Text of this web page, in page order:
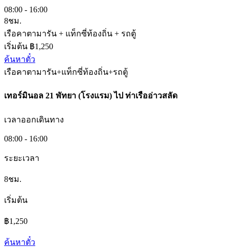
08:00 - 16:00
8ชม.
เรือคาตามารัน + แท็กซี่ท้องถิ่น + รถตู้
เริ่มต้น ฿1,250
ค้นหาตั๋ว
เรือคาตามารัน+แท็กซี่ท้องถิ่น+รถตู้
เทอร์มินอล 21 พัทยา (โรงแรม)ไป ท่าเรืออ่าวสลัด
เวลาออกเดินทาง
08:00 - 16:00
ระยะเวลา
8ชม.
เริ่มต้น
฿1,250
ค้นหาตั๋ว